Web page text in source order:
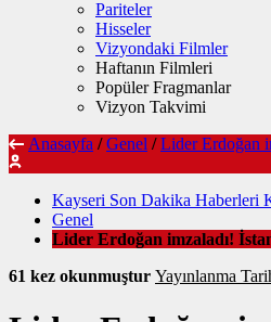
Pariteler
Hisseler
Vizyondaki Filmler
Haftanın Filmleri
Popüler Fragmanlar
Vizyon Takvimi
Anasayfa / Genel / Lider Erdoğan
Kayseri Son Dakika Haberleri
Genel
Lider Erdoğan imzaladı!
61 kez okunmuştur